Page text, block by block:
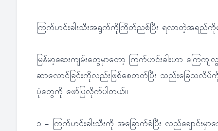
ကြက်ဟင်းခါးသီးအရွက်ကိုကြိတ်ညစ်ပြီး ရလာတဲ့အရည်ကို
မြန်မာ့ဆေးကျမ်းတွေမှာတော့ ကြက်ဟင်းခါးဟာ ကြ
ဆာလောင်ခြင်းကိုလည်းဖြစ်စေတတ်ပြီး သည်းခြေသ
ပုံတွေကို ဖော်ပြလိုက်ပါတယ်။
၁ - ကြက်ဟင်းခါးသီးကို အခြောက်ခံပြီး လည်ချောင်းမှာ